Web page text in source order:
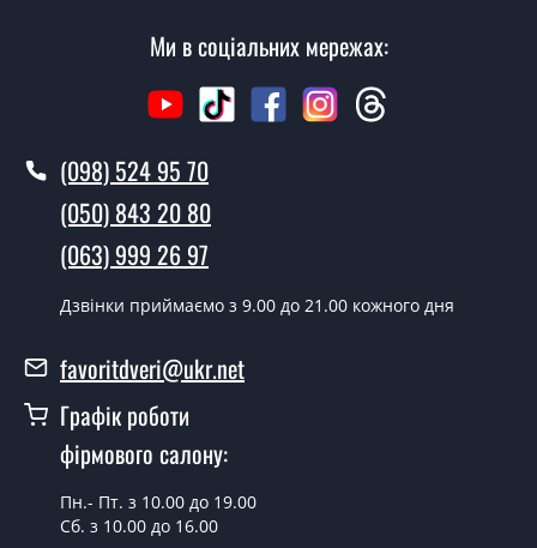
У той самий день протягом кількох годин, за умови
наявності їх на складі, чи наступного дня.
замірника?
Так можна.
У вас є в наявності готові двері
дверей.
Яка вартість найдешевших вхідних
Потрібні двері вхідні економ класу,
Ми в соціальних мережах:
(098) 524 95 70
(050) 843 20 80
(063) 999 26 97
Дзвінки приймаємо з 9.00 до 21.00 кожного дня
favoritdveri@ukr.net
Графік роботи
фірмового салону:
Пн.- Пт. з 10.00 до 19.00
Сб. з 10.00 до 16.00